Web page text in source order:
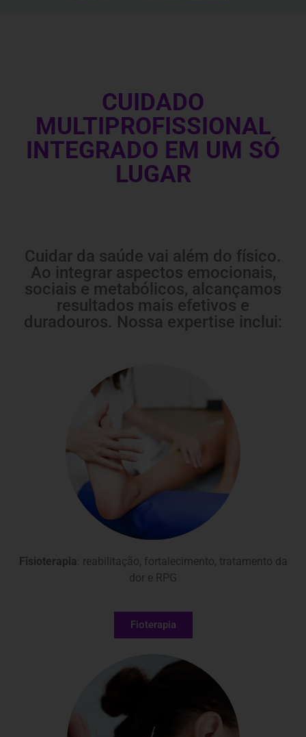
CUIDADO
MULTIPROFISSIONAL
INTEGRADO EM UM SÓ
LUGAR
Cuidar da saúde vai além do físico.
Ao integrar aspectos emocionais,
sociais e metabólicos, alcançamos
resultados mais efetivos e
duradouros. Nossa expertise inclui:
Fisioterapia : reabilitação, fortalecimento, tratamento da
dor e RPG
Fioterapia